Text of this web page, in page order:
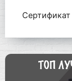
Сертификат